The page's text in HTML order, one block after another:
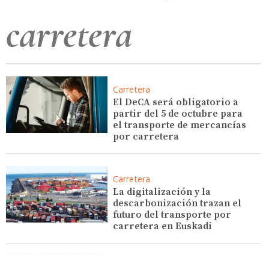
carretera
Carretera
El DeCA será obligatorio a
partir del 5 de octubre para
el transporte de mercancías
por carretera
Carretera
La digitalización y la
descarbonización trazan el
futuro del transporte por
carretera en Euskadi